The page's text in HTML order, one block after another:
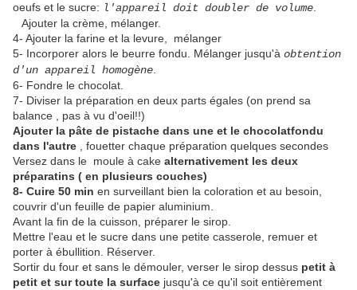
oeufs et le sucre: l'appareil doit doubler de volume
Ajouter la crème, mélanger.
4- Ajouter la farine et la levure, mélanger
5- Incorporer alors le beurre fondu. Mélanger jusqu'à obtention
d'un appareil homogène
6- Fondre le chocolat.
7- Diviser la préparation en deux parts égales (on prend sa
balance , pas à vu d'oeil!!)
Ajouter la pâte de pistache dans une et le chocolatfondu
dans l'autre
, fouetter chaque préparation quelques secondes
Versez dans le moule à cake alternativement les deux
préparatins ( en plusieurs couches)
8- Cuire 50 min en surveillant bien la coloration et au besoin,
couvrir d'un feuille de papier aluminium.
Avant la fin de la cuisson, préparer le sirop.
Mettre l'eau et le sucre dans une petite casserole, remuer et
porter à ébullition. Réserver.
Sortir du four et sans le démouler, verser le sirop dessus petit à
petit et sur toute la surface jusqu'à ce qu'il soit entièrement